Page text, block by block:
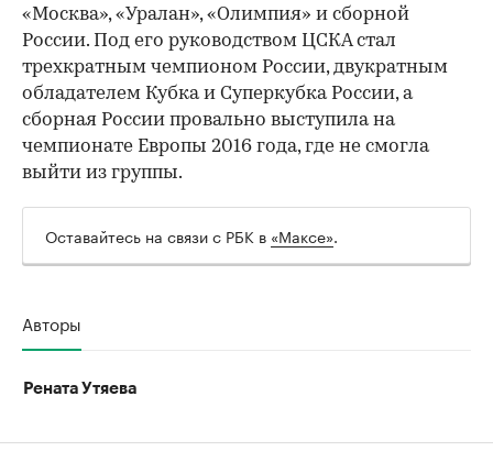
«Москва», «Уралан», «Олимпия» и сборной
России. Под его руководством ЦСКА стал
трехкратным чемпионом России, двукратным
обладателем Кубка и Суперкубка России, а
сборная России провально выступила на
чемпионате Европы 2016 года, где не смогла
выйти из группы.
Оставайтесь на связи с РБК в «Максе».
Авторы
Рената Утяева